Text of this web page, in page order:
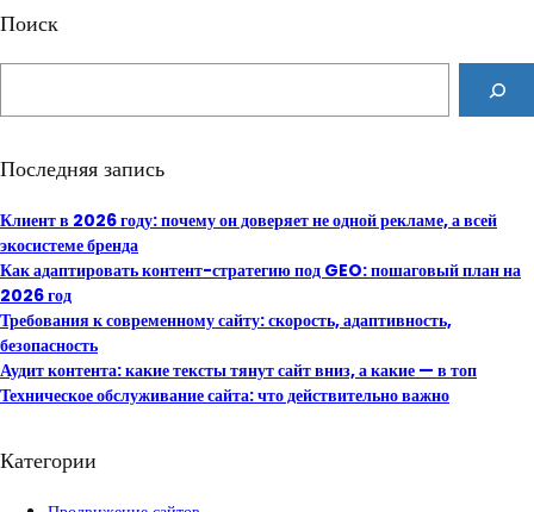
Поиск
a
c
Последняя запись
Клиент в 2026 году: почему он доверяет не одной рекламе, а всей
экосистеме бренда
Как адаптировать контент-стратегию под GEO: пошаговый план на
2026 год
Требования к современному сайту: скорость, адаптивность,
безопасность
Аудит контента: какие тексты тянут сайт вниз, а какие — в топ
Техническое обслуживание сайта: что действительно важно
Категории